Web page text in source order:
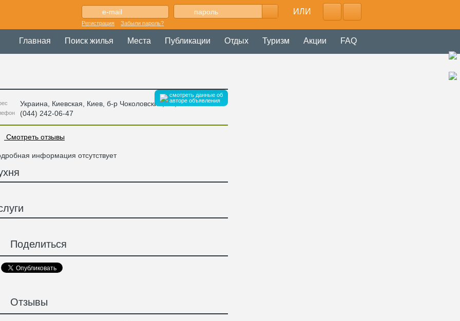
ИЛИ
Регистрация Забыли пароль?
Главная Поиск жилья Места Публикации Отдых Туризм Акции FAQ
смотреть данные об
авторе объявления
Украина Киевская , Киев, б-р Чоколовский, 27,
(044) 242-06-47
Смотреть отзывы
информация отсутствует
Поделиться
Отзывы